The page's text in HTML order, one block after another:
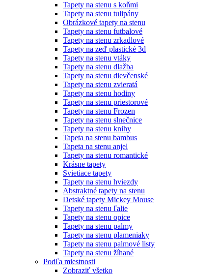
Tapety na stenu s koňmi
Tapety na stenu tulipány
Obrázkové tapety na stenu
Tapety na stenu futbalové
Tapety na stenu zrkadlové
Tapety na zeď plastické 3d
Tapety na stenu vtáky
Tapety na stenu dlažba
Tapety na stenu dievčenské
Tapety na stenu zvieratá
Tapety na stenu hodiny
Tapety na stenu priestorové
Tapety na stenu Frozen
Tapety na stenu slnečnice
Tapety na stenu knihy
Tapeta na stenu bambus
Tapeta na stenu anjel
Tapety na stenu romantické
Krásne tapety
Svietiace tapety
Tapety na stenu hviezdy
Abstraktné tapety na stenu
Detské tapety Mickey Mouse
Tapety na stenu ľalie
Tapety na stenu opice
Tapety na stenu palmy
Tapety na stenu plameniaky
Tapety na stenu palmové listy
Tapety na stenu žíhané
Podľa miestnosti
Zobraziť všetko